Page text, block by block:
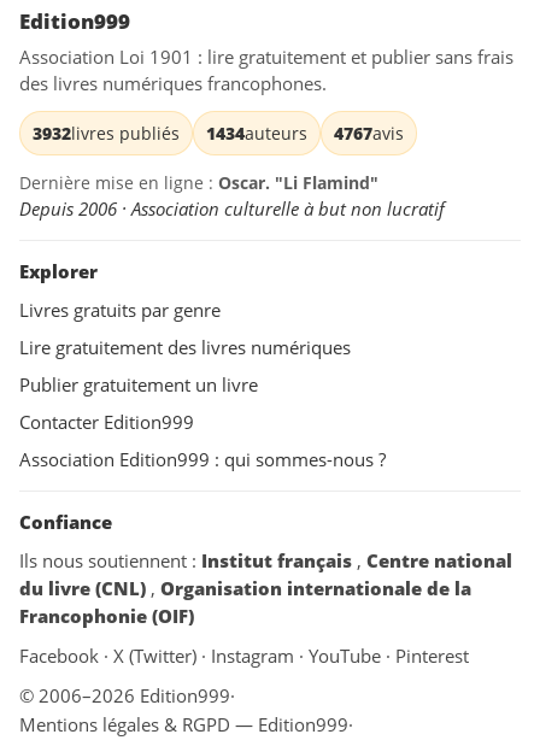
Edition999
Association Loi 1901 : lire gratuitement et publier sans frais
des livres numériques francophones.
3932livres publiés 1434auteurs 4767avis
Dernière mise en ligne : Oscar. "Li Flamind"
Depuis 2006 · Association culturelle à but non lucratif
Explorer
Livres gratuits par genre
Lire gratuitement des livres numériques
Publier gratuitement un livre
Contacter Edition999
Association Edition999 : qui sommes-nous ?
Confiance
Ils nous soutiennent : Institut français , Centre national
du livre (CNL) , Organisation internationale de la
Francophonie (OIF)
Facebook · X (Twitter) · Instagram · YouTube · Pinterest
© 2006–2026 Edition999·
Mentions légales & RGPD — Edition999·